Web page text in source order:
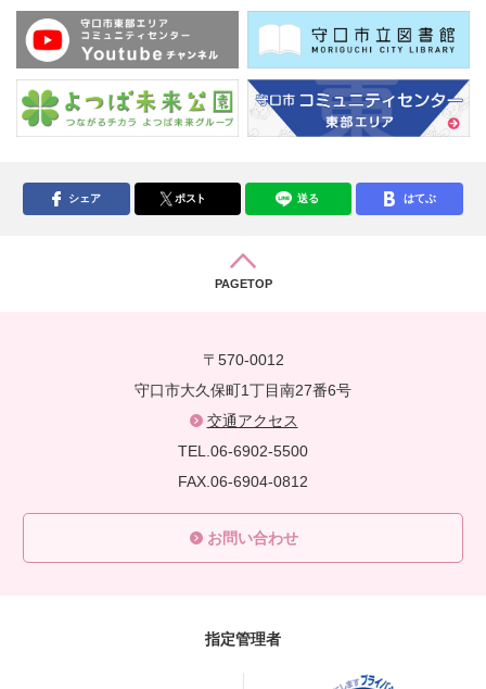
シェア ポスト 送る はてぶ
PAGETOP
〒570-0012
守口市大久保町1丁目南27番6号
交通アクセス
TEL.06-6902-5500
FAX.06-6904-0812
お問い合わせ
指定管理者